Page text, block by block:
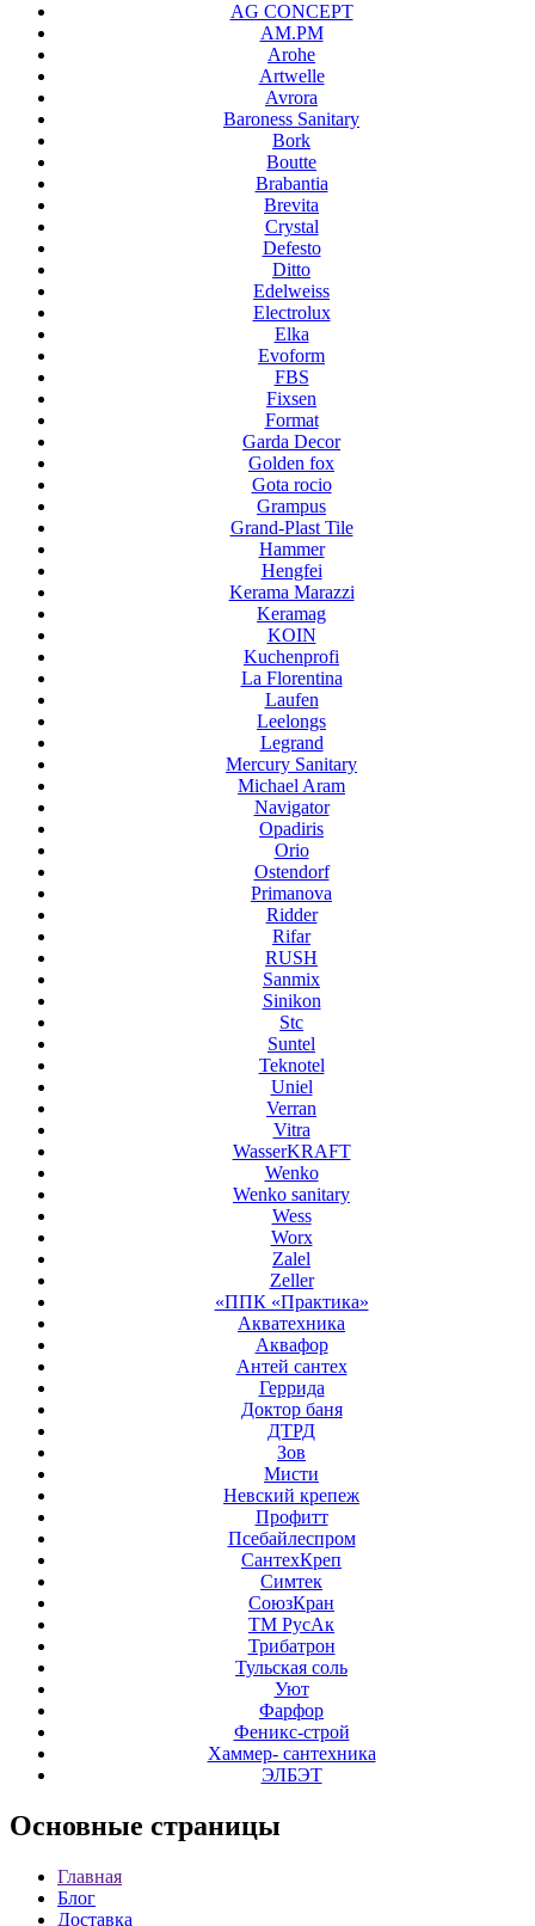
AG CONCEPT
AM.PM
Arohe
Artwelle
Avrora
Baroness Sanitary
Bork
Boutte
Brabantia
Brevita
Crystal
Defesto
Ditto
Edelweiss
Electrolux
Elka
Evoform
FBS
Fixsen
Format
Garda Decor
Golden fox
Gota rocio
Grampus
Grand-Plast Tile
Hammer
Hengfei
Kerama Marazzi
Keramag
KOIN
Kuchenprofi
La Florentina
Laufen
Leelongs
Legrand
Mercury Sanitary
Michael Aram
Navigator
Opadiris
Orio
Ostendorf
Primanova
Ridder
Rifar
RUSH
Sanmix
Sinikon
Stc
Suntel
Teknotel
Uniel
Verran
Vitra
WasserKRAFT
Wenko
Wenko sanitary
Wess
Worx
Zalel
Zeller
«ППК «Практика»
Акватехника
Аквафор
Антей сантех
Геррида
Доктор баня
ДТРД
Зов
Мисти
Невский крепеж
Профитт
Псебайлеспром
СантехКреп
Симтек
СоюзКран
ТМ РусАк
Трибатрон
Тульская соль
Уют
Фарфор
Феникс-строй
Хаммер- сантехника
ЭЛБЭТ
Основные страницы
Главная
Блог
Доставка